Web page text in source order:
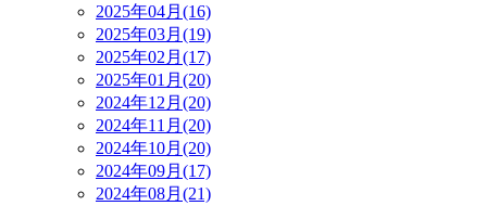
2025年04月(16)
2025年03月(19)
2025年02月(17)
2025年01月(20)
2024年12月(20)
2024年11月(20)
2024年10月(20)
2024年09月(17)
2024年08月(21)